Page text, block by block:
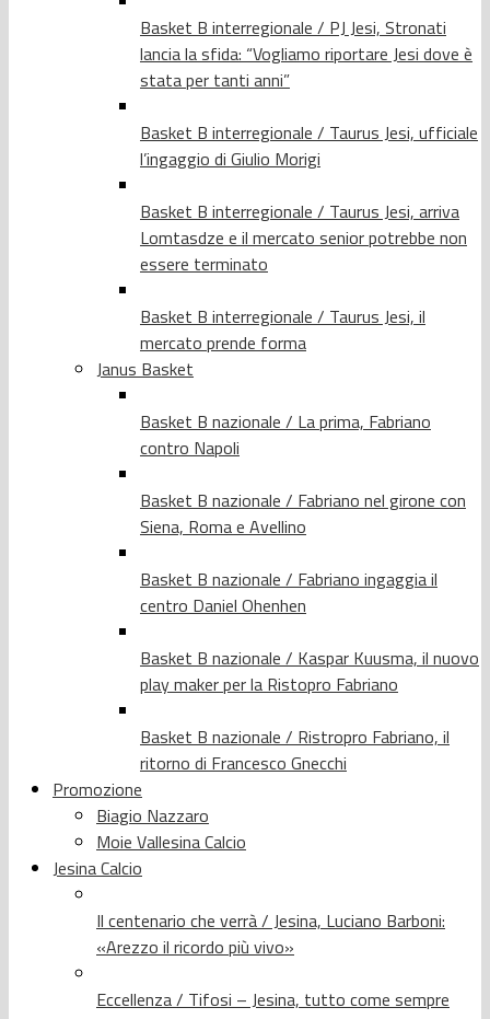
Basket B interregionale / PJ Jesi, Stronati
lancia la sfida: “Vogliamo riportare Jesi dove è
stata per tanti anni”
Basket B interregionale / Taurus Jesi, ufficiale
l’ingaggio di Giulio Morigi
Basket B interregionale / Taurus Jesi, arriva
Lomtasdze e il mercato senior potrebbe non
essere terminato
Basket B interregionale / Taurus Jesi, il
mercato prende forma
Janus Basket
Basket B nazionale / La prima, Fabriano
contro Napoli
Basket B nazionale / Fabriano nel girone con
Siena, Roma e Avellino
Basket B nazionale / Fabriano ingaggia il
centro Daniel Ohenhen
Basket B nazionale / Kaspar Kuusma, il nuovo
play maker per la Ristopro Fabriano
Basket B nazionale / Ristropro Fabriano, il
ritorno di Francesco Gnecchi
Promozione
Biagio Nazzaro
Moie Vallesina Calcio
Jesina Calcio
Il centenario che verrà / Jesina, Luciano Barboni:
«Arezzo il ricordo più vivo»
Eccellenza / Tifosi – Jesina, tutto come sempre